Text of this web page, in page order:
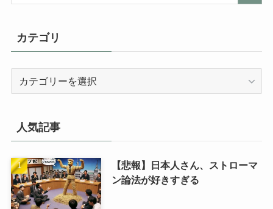
カテゴリ
人気記事
【悲報】日本人さん、ストローマ
ン論法が好きすぎる